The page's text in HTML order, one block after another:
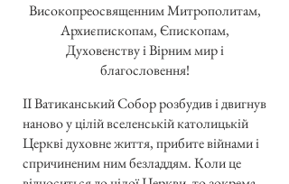
Високопреосвященним Митрополитам,
Архиєпископам, Єпископам,
Духовенству і Вірним мир і
благословення!
II Ватиканський Собор розбудив і двигнув
наново у цілій вселенській католицькій
Церкві духовне життя, прибите війнами і
спричиненим ним безладдям. Коли це